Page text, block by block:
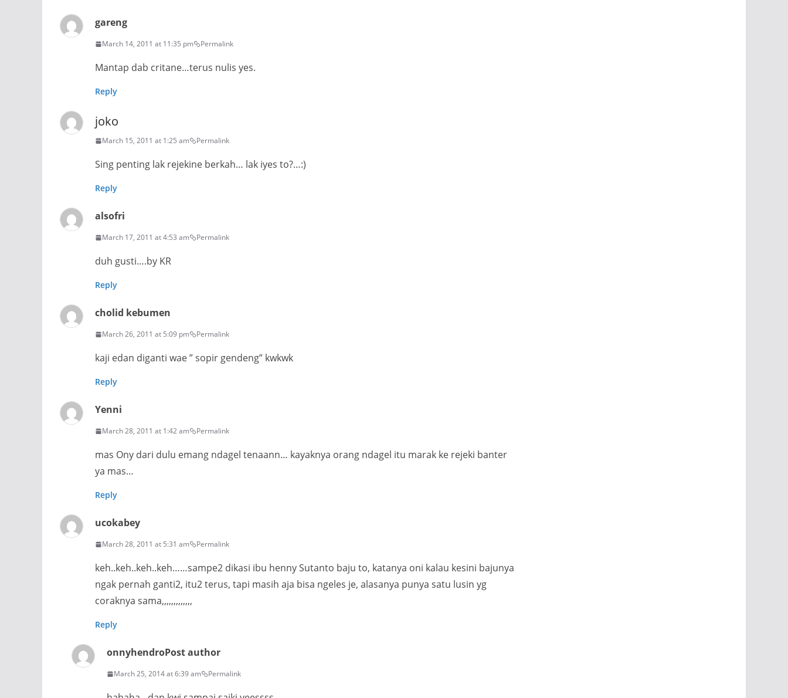
gareng
March 14, 2011 at 11:35 pm Permalink
Mantap dab critane…terus nulis yes.
Reply
joko
March 15, 2011 at 1:25 am Permalink
Sing penting lak rejekine berkah… lak iyes to?…:)
Reply
alsofri
March 17, 2011 at 4:53 am Permalink
duh gusti….by KR
Reply
cholid kebumen
March 26, 2011 at 5:09 pm Permalink
kaji edan diganti wae ” sopir gendeng” kwkwk
Reply
Yenni
March 28, 2011 at 1:42 am Permalink
mas Ony dari dulu emang ndagel tenaann… kayaknya orang ndagel itu marak ke rejeki banter
ya mas…
Reply
ucokabey
March 28, 2011 at 5:31 am Permalink
keh..keh..keh..keh……sampe2 dikasi ibu henny Sutanto baju to, katanya oni kalau kesini bajunya
ngak pernah ganti2, itu2 terus, tapi masih aja bisa ngeles je, alasanya punya satu lusin yg
coraknya sama,,,,,,,,,,,,,
Reply
onnyhendroPost author
March 25, 2014 at 6:39 am Permalink